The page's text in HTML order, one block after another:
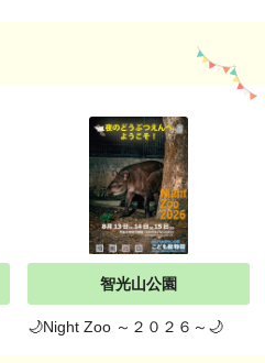
智光山公園
🌙Night Zoo ～２０２６～🌙